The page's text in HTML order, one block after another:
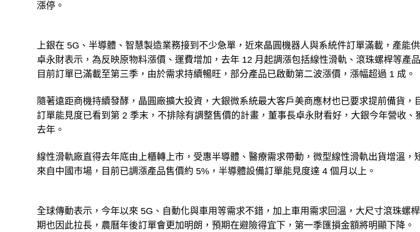
漲停。
上銀在 5G、半導體、智慧製造業務接到不少急單，近來晶圓機器人與系統件訂單滿載，產能
卓永財表示，為反映原物料漲價、運費增加，去年 12 月起調漲包括線性滑軌、滾珠螺桿等產
目前訂單已滿載至第三季，由於需求持續暢旺，部分產品已啟動第二波漲價，漲幅超過 1 成。
隨著遠距商機持續發酵，晶圓廠擴大投資，大銀微系統最大客戶美商應材也已要求提前備貨，
訂單能見度已看到第 2 季末，不排除有調整售價的計畫，董事長卓永財看好，大銀今年營收、
去年。
線性滑軌廠直得去年底由上櫃轉上市，受惠半導體、醫療需求帶動，微型線性滑軌出貨增溫，
來自中國市場，目前已調漲產品售價約 5%，半導體設備訂單能見度達 4 個月以上。
全球傳動表示，今年以來 5G、自動化與車用等需求不錯，加上車用需求回溫，大尺寸滾珠螺
期也因此拉長，農曆年後訂單會更加明朗，預期在避險得宜下，第一季匯損金額將明顯下降。